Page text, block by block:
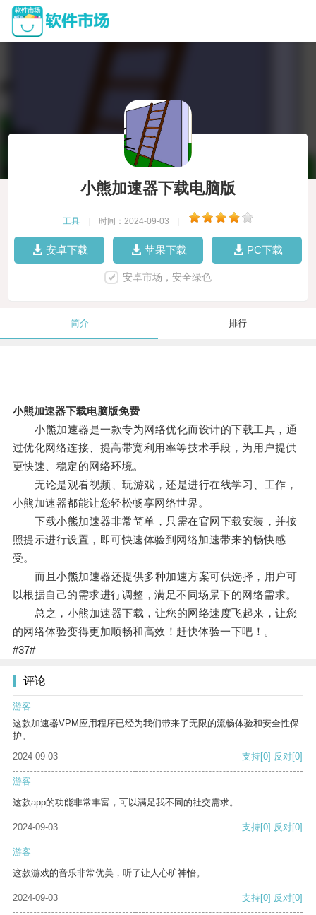
小熊加速器下载电脑版
工具 时间：2024-09-03
安卓下载 苹果下载 PC下载
安卓市场，安全绿色
简介 排行
小熊加速器下载电脑版免费
小熊加速器是一款专为网络优化而设计的下载工具，通
过优化网络连接、提高带宽利用率等技术手段，为用户提供
更快速、稳定的网络环境。
无论是观看视频、玩游戏，还是进行在线学习、工作，
小熊加速器都能让您轻松畅享网络世界。
下载小熊加速器非常简单，只需在官网下载安装，并按
照提示进行设置，即可快速体验到网络加速带来的畅快感
受。
而且小熊加速器还提供多种加速方案可供选择，用户可
以根据自己的需求进行调整，满足不同场景下的网络需求。
总之，小熊加速器下载，让您的网络速度飞起来，让您
的网络体验变得更加顺畅和高效！赶快体验一下吧！。
#37#
评论
游客
这款加速器VPM应用程序已经为我们带来了无限的流畅体验和安全性保
护。
2024-09-03
支持[0] 反对[0]
游客
这款app的功能非常丰富，可以满足我不同的社交需求。
2024-09-03 支持[0] 反对[0]
游客
这款游戏的音乐非常优美，听了让人心旷神怡。
2024-09-03 支持[0] 反对[0]